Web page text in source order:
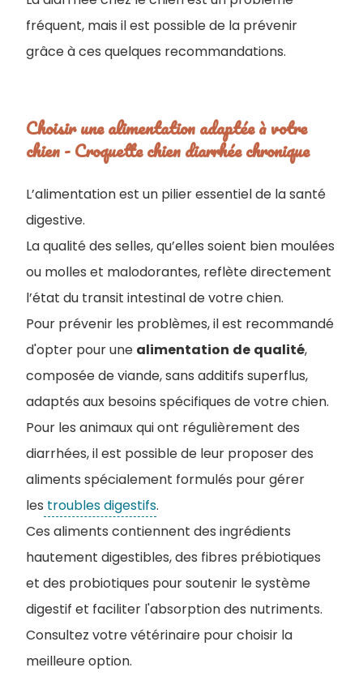
fréquent, mais il est possible de la prévenir
grâce à ces quelques recommandations.
Choisir une alimentation adaptée à votre
chien - ​Croquette chien diarrhée chronique
L’alimentation est un pilier essentiel de la santé
digestive.
La qualité des selles, qu’elles soient bien moulées
ou molles et malodorantes, reflète directement
l’état du transit intestinal de votre chien.
Pour prévenir les problèmes, il est recommandé
d'opter pour une alimentation de qualité,
composée de viande, sans additifs superflus,
adaptés aux besoins spécifiques de votre chien.
Pour les animaux qui ont régulièrement des
diarrhées, il est possible de leur proposer des
aliments spécialement formulés pour gérer
les troubles digestifs.
Ces aliments contiennent des ingrédients
hautement digestibles, des fibres prébiotiques
et des probiotiques pour soutenir le système
digestif et faciliter l'absorption des nutriments.
Consultez votre vétérinaire pour choisir la
meilleure option.